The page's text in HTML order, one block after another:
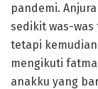
pandemi.
sedikit was-
tetapi
mengikuti
anakku yang